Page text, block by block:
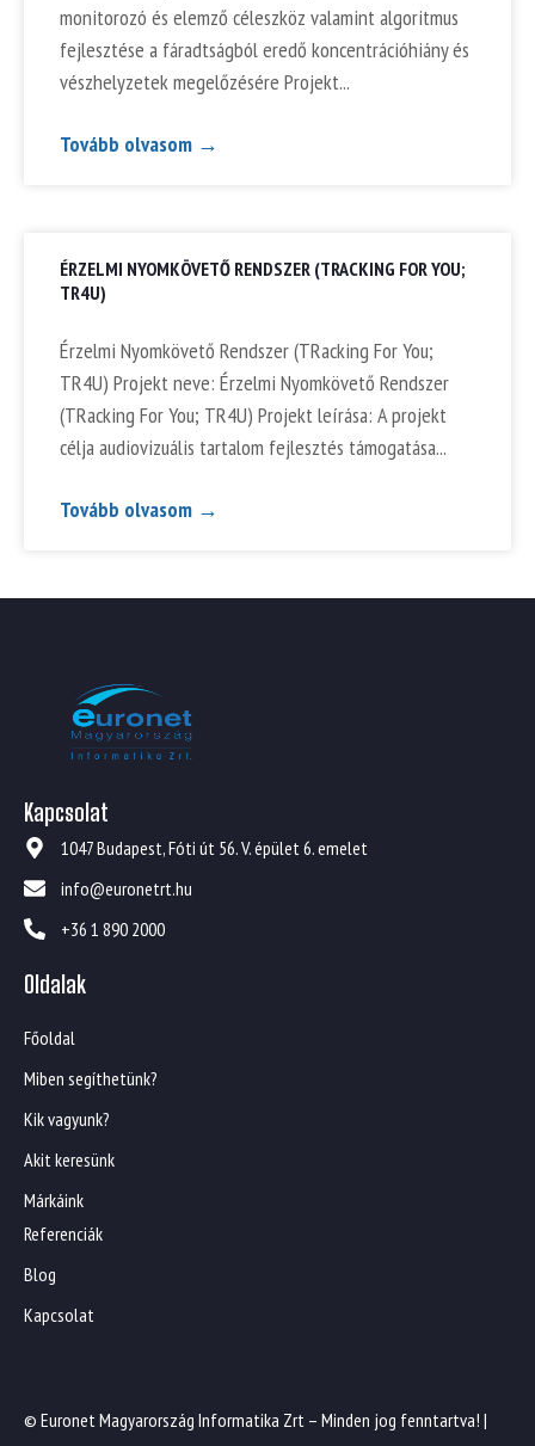
monitorozó és elemző céleszköz valamint algoritmus
fejlesztése a fáradtságból eredő koncentrációhiány és
vészhelyzetek megelőzésére Projekt
Tovább olvasom →
ÉRZELMI NYOMKÖVETŐ RENDSZER (TRACKING FOR YOU;
TR4U)
Érzelmi Nyomkövető Rendszer (TRacking For You;
TR4U) Projekt neve: Érzelmi Nyomkövető Rendszer
(TRacking For You; TR4U) Projekt leírása: A projekt
célja audiovizuális tartalom fejlesztés támogatása
Tovább olvasom →
Kapcsolat
1047 Budapest, Fóti út 56. V. épület 6. emelet
info@euronetrt.hu
+36 1 890 2000
Oldalak
Főoldal
Miben segíthetünk?
Kik vagyunk?
Akit keresünk
Márkáink
Referenciák
Blog
Kapcsolat
© Euronet Magyarország Informatika Zrt – Minden jog fenntartva! |